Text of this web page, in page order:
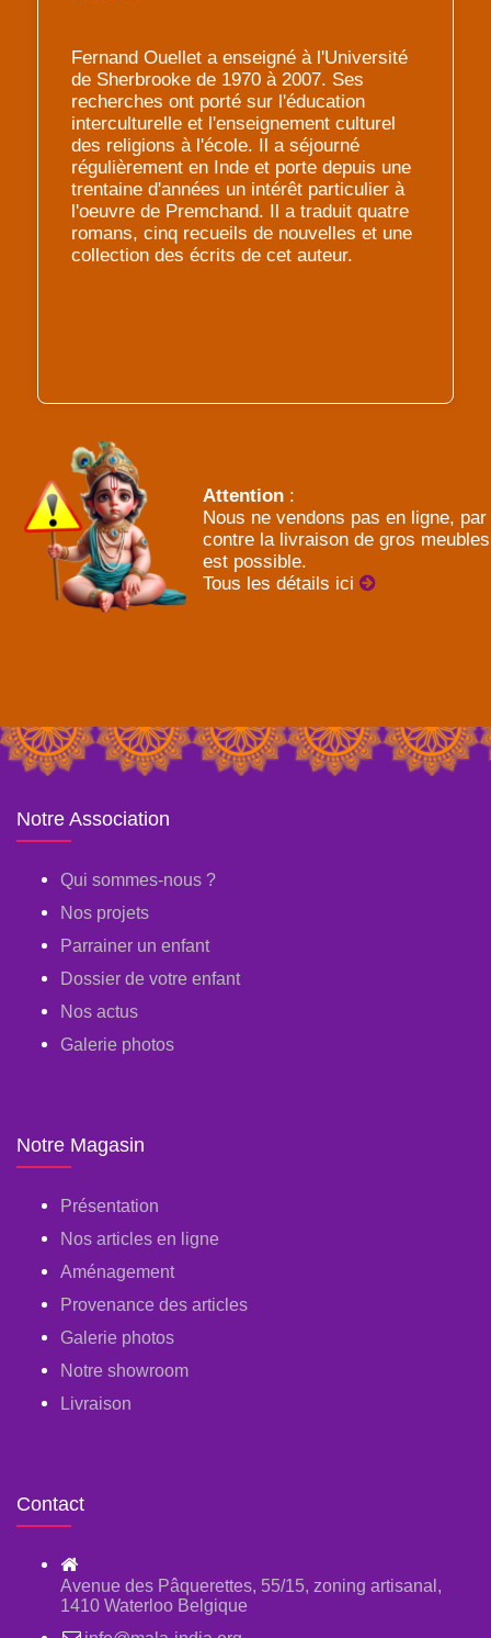
Fernand Ouellet a enseigné à l'Université
de Sherbrooke de 1970 à 2007. Ses
recherches ont porté sur l'éducation
interculturelle et l'enseignement culturel
des religions à l'école. Il a séjourné
régulièrement en Inde et porte depuis une
trentaine d'années un intérêt particulier à
l'oeuvre de Premchand. Il a traduit quatre
romans, cinq recueils de nouvelles et une
collection des écrits de cet auteur.
Attention :
Nous ne vendons pas en ligne, par
contre la livraison de gros meubles
est possible.
Tous les détails ici
Notre Association
Qui sommes-nous ?
Nos projets
Parrainer un enfant
Dossier de votre enfant
Nos actus
Galerie photos
Notre Magasin
Présentation
Nos articles en ligne
Aménagement
Provenance des articles
Galerie photos
Notre showroom
Livraison
Contact
Avenue des Pâquerettes, 55/15, zoning artisanal,
1410 Waterloo Belgique